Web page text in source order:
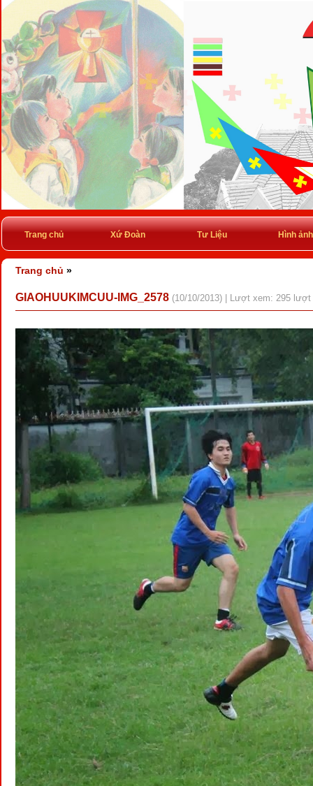
Trang chủ Xứ Đoàn Tư Liệu Hình ảnh
Trang chủ »
GIAOHUUKIMCUU-IMG_2578 (10/10/2013) | Lượt xem: 295 lượt